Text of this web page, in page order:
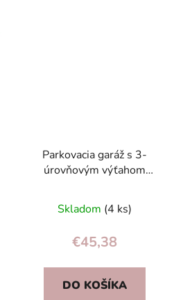
Parkovacia garáž s 3-
úrovňovým výťahom
Skladom (4 ks)
€45,38
DO KOŠÍKA